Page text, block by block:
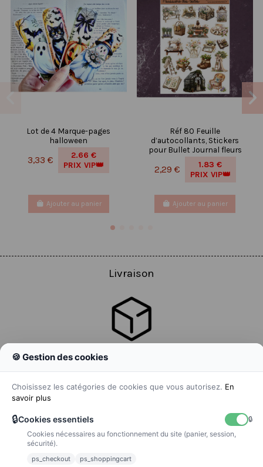
Lot de 4 Marque-pages
halloween
3,33 €
2.66 €
PRIX VIP👑
Ajouter au panier
Réf 80 Feuille
d’autocollants, Stickers
pour Bullet Journal fleurs
2,29 €
1.83 €
PRIX VIP👑
Ajouter au panier
Livraison
La poste
🍪 Gestion des cookies
Choisissez les catégories de cookies que vous autorisez. En
savoir plus
🔒Cookies essentiels
🔒
Cookies nécessaires au fonctionnement du site (panier, session,
sécurité).
ps_checkout ps_shoppingcart